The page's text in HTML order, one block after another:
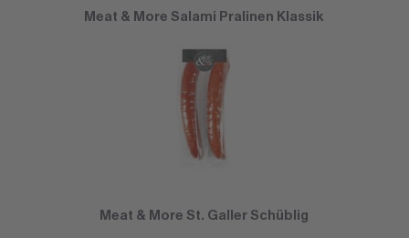
Meat & More Salami Pralinen Klassik
Meat & More St. Galler Schüblig